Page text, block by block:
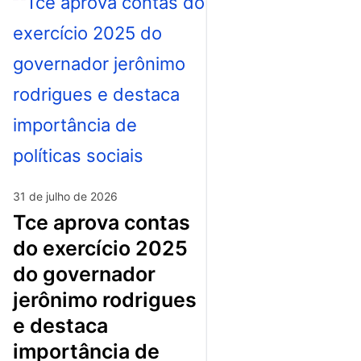
31 de julho de 2026
tce aprova contas
do exercício 2025
do governador
jerônimo rodrigues
e destaca
importância de